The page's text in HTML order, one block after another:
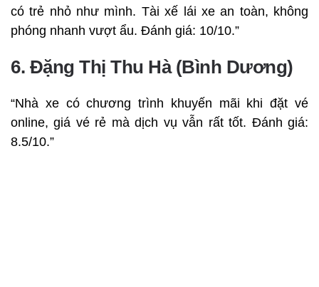
có trẻ nhỏ như mình. Tài xế lái xe an toàn, không
phóng nhanh vượt ẩu. Đánh giá: 10/10.”
6. Đặng Thị Thu Hà (Bình Dương)
“Nhà xe có chương trình khuyến mãi khi đặt vé
online, giá vé rẻ mà dịch vụ vẫn rất tốt. Đánh giá:
8.5/10.”